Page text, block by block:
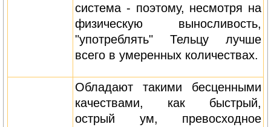
система - поэтому, несмотря на
физическую выносливость,
"употреблять" Тельцу лучше
всего в умеренных количествах.
Обладают такими бесценными
качествами, как быстрый,
острый ум, превосходное